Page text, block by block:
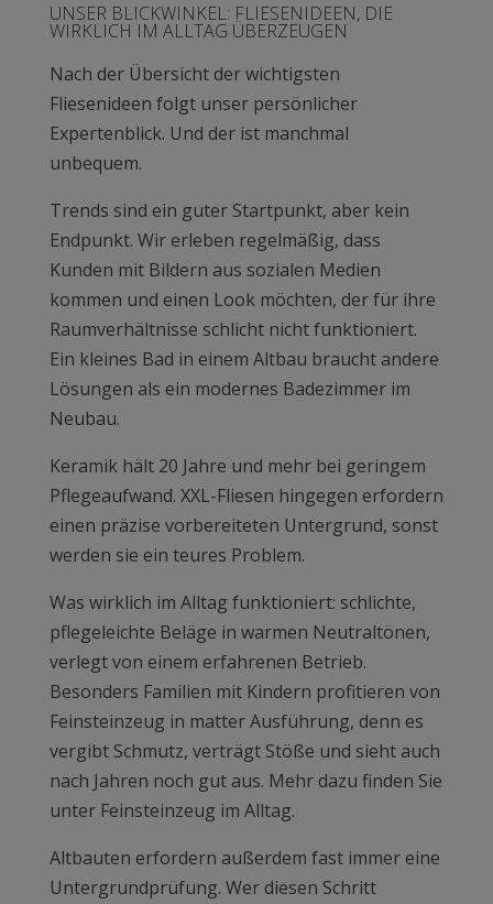
UNSER BLICKWINKEL: FLIESENIDEEN, DIE
WIRKLICH IM ALLTAG ÜBERZEUGEN
Nach der Übersicht der wichtigsten
Fliesenideen folgt unser persönlicher
Expertenblick. Und der ist manchmal
unbequem.
Trends sind ein guter Startpunkt, aber kein
Endpunkt. Wir erleben regelmäßig, dass
Kunden mit Bildern aus sozialen Medien
kommen und einen Look möchten, der für ihre
Raumverhältnisse schlicht nicht funktioniert.
Ein kleines Bad in einem Altbau braucht andere
Lösungen als ein modernes Badezimmer im
Neubau.
Keramik hält 20 Jahre und mehr bei geringem
Pflegeaufwand. XXL-Fliesen hingegen erfordern
einen präzise vorbereiteten Untergrund, sonst
werden sie ein teures Problem.
Was wirklich im Alltag funktioniert: schlichte,
pflegeleichte Beläge in warmen Neutraltönen,
verlegt von einem erfahrenen Betrieb.
Besonders Familien mit Kindern profitieren von
Feinsteinzeug in matter Ausführung, denn es
vergibt Schmutz, verträgt Stöße und sieht auch
nach Jahren noch gut aus. Mehr dazu finden Sie
unter Feinsteinzeug im Alltag.
Altbauten erfordern außerdem fast immer eine
Untergrundprüfung. Wer diesen Schritt